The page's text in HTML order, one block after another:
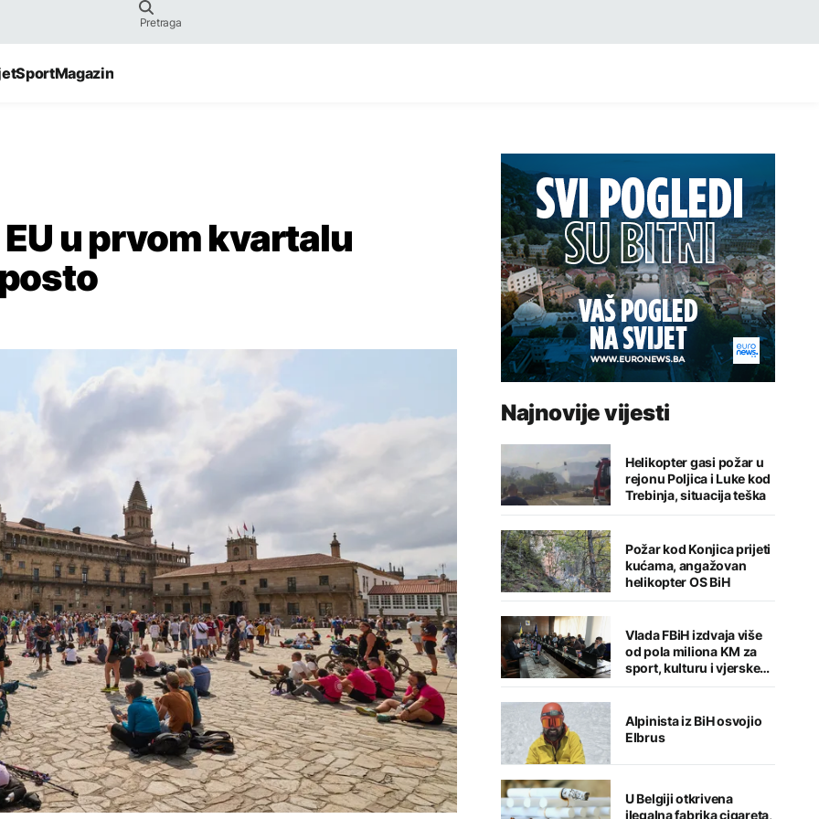
SportMagazin
u prvom kvartalu
Najnovije vijesti
Helikopter gasi požar u
rejonu Poljica i Luke kod
Trebinja, situacija teška
Požar kod Konjica prijeti
kućama, angažovan
helikopter OS BiH
Vlada FBiH izdvaja više
od pola miliona KM za
sport, kulturu i vjerske
institucije
Alpinista iz BiH osvojio
Elbrus
U Belgiji otkrivena
ilegalna fabrika cigareta,